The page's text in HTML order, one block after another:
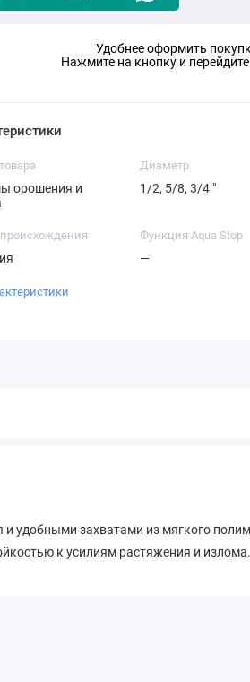
Удобнее оформить
Нажмите на кнопку и
орошения и
Диаметр
1/2, 5/8, 3/4 "
Функция Aqua Stop
—
захватами из мягкого
к усилиям растяжения и излома.